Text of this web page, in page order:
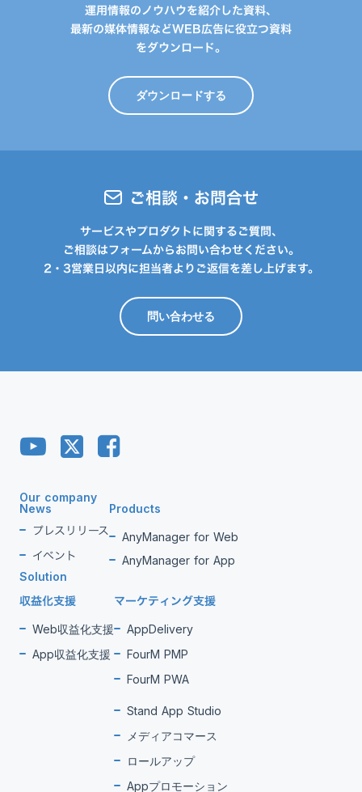
運用情報のノウハウを紹介した資料、
最新の媒体情報などWEB広告に役立つ資料
をダウンロード。
ダウンロードする
ご相談・お問合せ
サービスやプロダクトに関するご質問、
ご相談はフォームからお問い合わせください。
2・3営業日以内に担当者よりご返信を差し上げます。
問い合わせる
Our company
News
プレスリリース
イベント
Products
AnyManager for Web
AnyManager for App
Solution
収益化支援
Web収益化支援
App収益化支援
マーケティング支援
AppDelivery
FourM PMP
FourM PWA
Stand App Studio
メディアコマース
ロールアップ
Appプロモーション